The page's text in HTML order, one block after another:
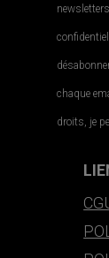
chaque
droits, je